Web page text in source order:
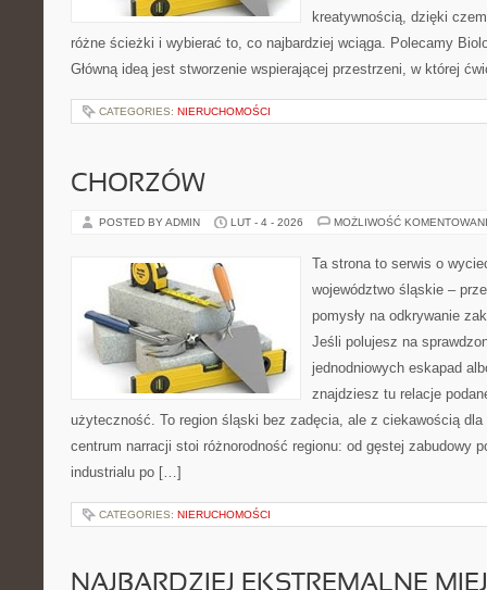
kreatywnością, dzięki
różne ścieżki i wybierać to, co najbardziej wciąga. Polecamy
Główną ideą jest stworzenie wspierającej przestrzeni, w której
CATEGORIES: NIERUCHOMOŚCI
CHORZÓW
POSTED BY ADMIN LUT - 4 - 2026 MOŻLIWOŚĆ
Ta strona to serwis o
województwo śląskie –
pomysły na odkrywanie
Jeśli polujesz na
jednodniowych eskapad
znajdziesz tu relacje
użyteczność. To region śląski bez zadęcia, ale z ciekawością
centrum narracji stoi różnorodność regionu: od gęstej zabudowy
industrialu po […]
CATEGORIES: NIERUCHOMOŚCI
NAJBARDZIEJ EKSTREMALNE